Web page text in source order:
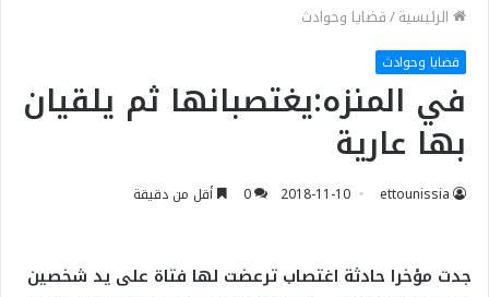
الرئيسية/قضايا وحوادث
قضايا وحوادث
في المنزه:يغتصبانها ثم يلقيان
بها عارية
ettounissia
2018-11-10
0 أقل من دقيقة
جدت مؤخرا حادثة اغتصاب ترعضت لها فتاة على يد شخصين